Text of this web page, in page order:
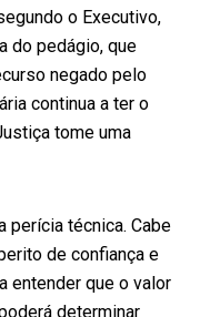
o Executivo,
do pedágio, que
negado pelo
continua a ter o
tome uma
perícia técnica. Cabe
de confiança e
entender que o valor
determinar